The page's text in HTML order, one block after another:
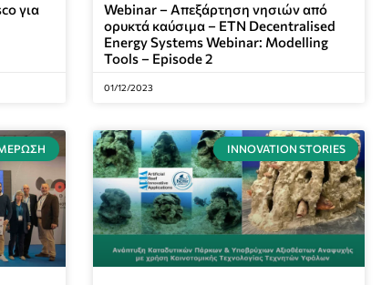
για
Webinar – Απεξάρτηση νησιών από
ορυκτά καύσιμα – ETN Decentralised
Energy Systems Webinar: Modelling
Tools – Episode 2
01/12/2023
INNOVATION STORIES